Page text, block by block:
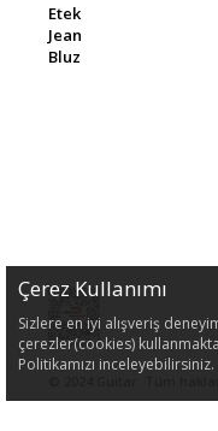
Etek
Jean
Bluz
Çerez Kullanımı
Sizlere en iyi alışveriş
çerezler(cookies)
Politikamızı inceleyebilirsiniz.